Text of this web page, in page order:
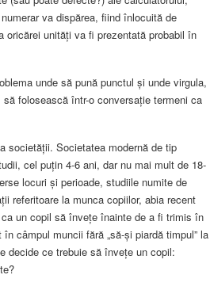
va dispărea, fiind înlocuită de
oricărei unități va fi prezentată probabil în
unde să pună punctul și unde virgula,
folosească într-o conversație termeni ca
societății. Societatea modernă de tip
cel puțin 4-6 ani, dar nu mai mult de 18-
locuri și perioade, studiile numite de
referitoare la munca copiilor, abia recent
un copil să învețe înainte de a fi trimis în
câmpul muncii fără „să-și piardă timpul” la
decide ce trebuie să învețe un copil: